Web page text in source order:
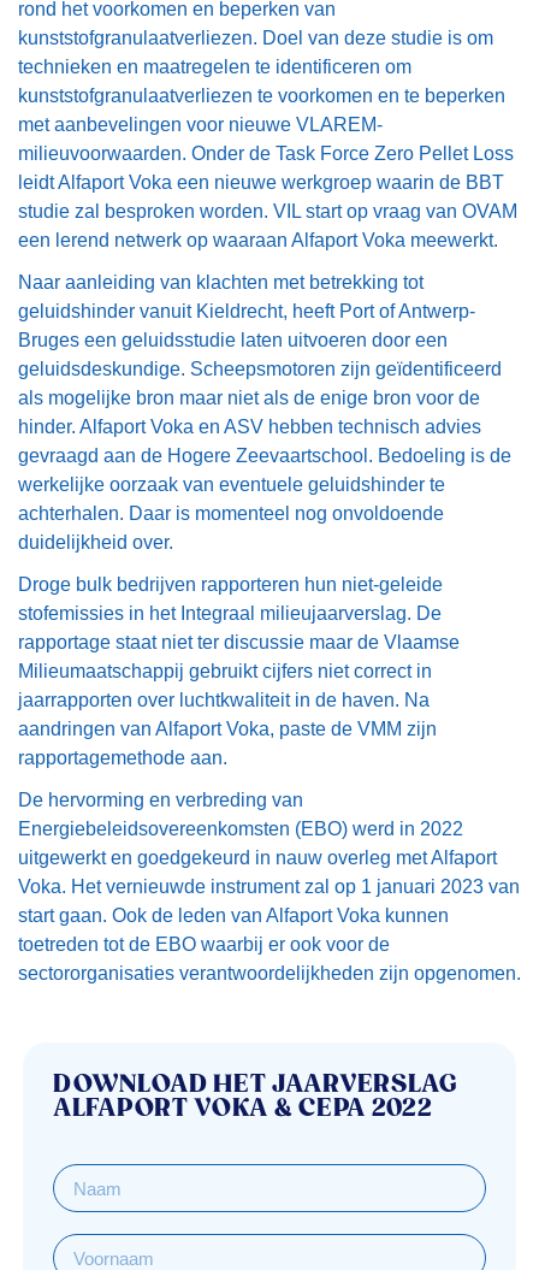
rond het voorkomen en beperken van
kunststofgranulaatverliezen. Doel van deze studie is om
technieken en maatregelen te identificeren om
kunststofgranulaatverliezen te voorkomen en te beperken
met aanbevelingen voor nieuwe VLAREM-
milieuvoorwaarden. Onder de Task Force Zero Pellet Loss
leidt Alfaport Voka een nieuwe werkgroep waarin de BBT
studie zal besproken worden. VIL start op vraag van OVAM
een lerend netwerk op waaraan Alfaport Voka meewerkt.
Naar aanleiding van klachten met betrekking tot
geluidshinder vanuit Kieldrecht, heeft Port of Antwerp-
Bruges een geluidsstudie laten uitvoeren door een
geluidsdeskundige. Scheepsmotoren zijn geïdentificeerd
als mogelijke bron maar niet als de enige bron voor de
hinder. Alfaport Voka en ASV hebben technisch advies
gevraagd aan de Hogere Zeevaartschool. Bedoeling is de
werkelijke oorzaak van eventuele geluidshinder te
achterhalen. Daar is momenteel nog onvoldoende
duidelijkheid over.
Droge bulk bedrijven rapporteren hun niet-geleide
stofemissies in het Integraal milieujaarverslag. De
rapportage staat niet ter discussie maar de Vlaamse
Milieumaatschappij gebruikt cijfers niet correct in
jaarrapporten over luchtkwaliteit in de haven. Na
aandringen van Alfaport Voka, paste de VMM zijn
rapportagemethode aan.
De hervorming en verbreding van
Energiebeleidsovereenkomsten (EBO) werd in 2022
uitgewerkt en goedgekeurd in nauw overleg met Alfaport
Voka. Het vernieuwde instrument zal op 1 januari 2023 van
start gaan. Ook de leden van Alfaport Voka kunnen
toetreden tot de EBO waarbij er ook voor de
sectororganisaties verantwoordelijkheden zijn opgenomen.
DOWNLOAD HET JAARVERSLAG
ALFAPORT VOKA & CEPA 2022